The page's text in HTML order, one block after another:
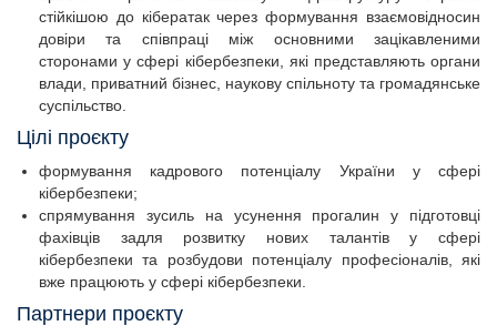
стійкішою до кібератак через формування взаємовідносин
довіри та співпраці між основними зацікавленими
сторонами у сфері кібербезпеки, які представляють органи
влади, приватний бізнес, наукову спільноту та громадянське
суспільство.
Цілі проєкту
формування кадрового потенціалу України у сфері
кібербезпеки;
спрямування зусиль на усунення прогалин у підготовці
фахівців задля розвитку нових талантів у сфері
кібербезпеки та розбудови потенціалу професіоналів, які
вже працюють у сфері кібербезпеки.
Партнери проєкту